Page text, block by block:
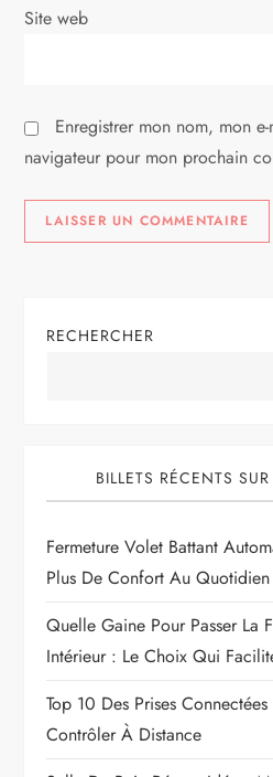
l
e
Site web
Enregistrer mon nom, mon
navigateur pour mon prochain
RECHERCHER
BILLETS RÉCENTS
Fermeture Volet Battant
Plus De Confort Au Quotidien
Quelle Gaine Pour Passer La
Intérieur : Le Choix Qui
Top 10 Des Prises
Contrôler À Distance